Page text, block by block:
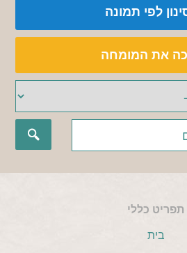
לפי תמונה
את המומחה
תפריט כללי
בית